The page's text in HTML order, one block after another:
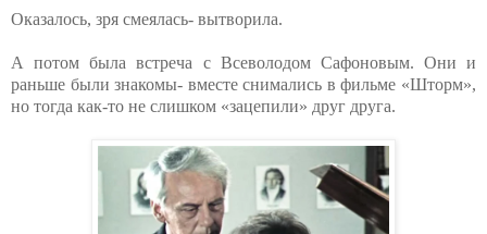
Оказалось, зря смеялась- вытворила.
А потом была встреча с Всеволодом Сафоновым. Они и
раньше были знакомы- вместе снимались в фильме «Шторм»,
но тогда как-то не слишком «зацепили» друг друга.